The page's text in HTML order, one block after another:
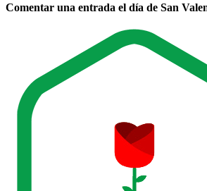
Comentar una entrada el día de San